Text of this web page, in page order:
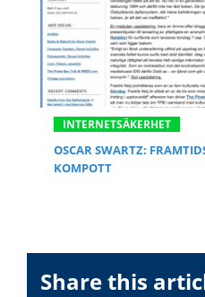
INTERNETSÄKERHET
OSCAR SWARTZ:
KOMPOTT
Share this